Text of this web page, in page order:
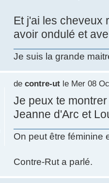
Et j'ai les cheveux
avoir ondulé et
Je suis la grande
de contre-utle Mer 08
Je peux te
Jeanne d'Arc et
On peut être féminine
Contre-Rut a parlé.